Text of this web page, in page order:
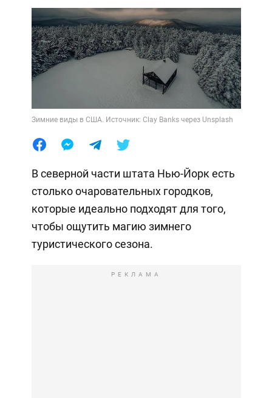
Зимние виды в США. Источник: Clay Banks через Unsplash
В северной части штата Нью-Йорк есть
столько очаровательных городков,
которые идеально подходят для того,
чтобы ощутить магию зимнего
туристического сезона.
РЕКЛАМА